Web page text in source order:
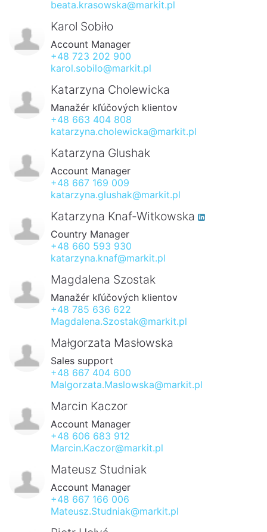
beata.krasowska@markit.pl
Karol Sobiło
Account Manager
+48 723 202 900
karol.sobilo@markit.pl
Katarzyna Cholewicka
Manažér kľúčových klientov
+48 663 404 808
katarzyna.cholewicka@markit.pl
Katarzyna Glushak
Account Manager
+48 667 169 009
katarzyna.glushak@markit.pl
Katarzyna Knaf-Witkowska
Country Manager
+48 660 593 930
katarzyna.knaf@markit.pl
Magdalena Szostak
Manažér kľúčových klientov
+48 785 636 622
Magdalena.Szostak@markit.pl
Małgorzata Masłowska
Sales support
+48 667 404 600
Malgorzata.Maslowska@markit.pl
Marcin Kaczor
Account Manager
+48 606 683 912
Marcin.Kaczor@markit.pl
Mateusz Studniak
Account Manager
+48 667 166 006
Mateusz.Studniak@markit.pl